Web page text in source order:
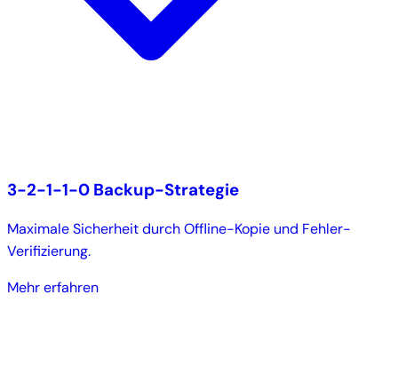
3-2-1-1-0 Backup-Strategie
Maximale Sicherheit durch Offline-Kopie und Fehler-
Verifizierung.
Mehr erfahren